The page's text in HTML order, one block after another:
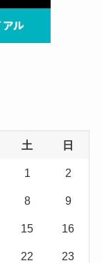
土 日
1 2
8 9
15 16
22 23